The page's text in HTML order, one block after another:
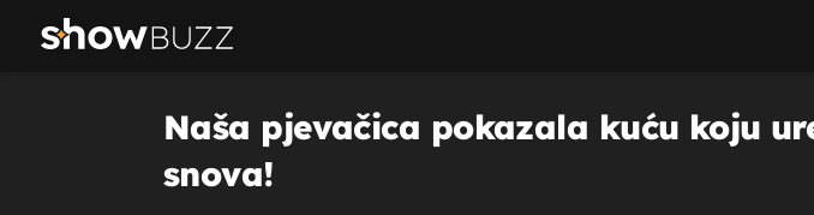
Naša pjevačica pokazala kuću koju
snova!